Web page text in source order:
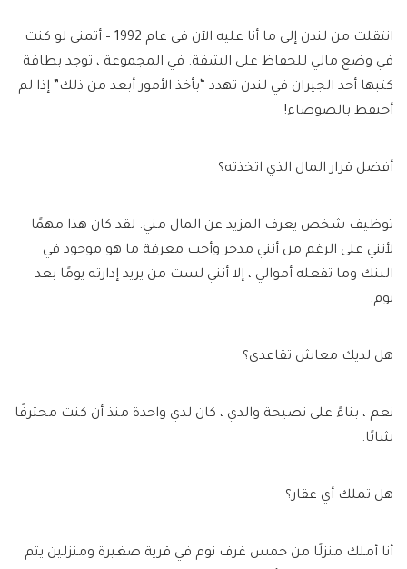
انتقلت من لندن إلى ما أنا عليه الآن في عام 1992 – أتمنى لو كنت
في وضع مالي للحفاظ على الشقة. في المجموعة ، توجد بطاقة
كتبها أحد الجيران في لندن تهدد “بأخذ الأمور أبعد من ذلك” إذا لم
أحتفظ بالضوضاء!
أفضل قرار المال الذي اتخذته؟
توظيف شخص يعرف المزيد عن المال مني. لقد كان هذا مهمًا
لأنني على الرغم من أنني مدخر وأحب معرفة ما هو موجود في
البنك وما تفعله أموالي ، إلا أنني لست من يريد إدارته يومًا بعد
يوم.
هل لديك معاش تقاعدي؟
نعم ، بناءً على نصيحة والدي ، كان لدي واحدة منذ أن كنت محترفًا
شابًا.
هل تملك أي عقار؟
أنا أملك منزلًا من خمس غرف نوم في قرية صغيرة ومنزلين يتم